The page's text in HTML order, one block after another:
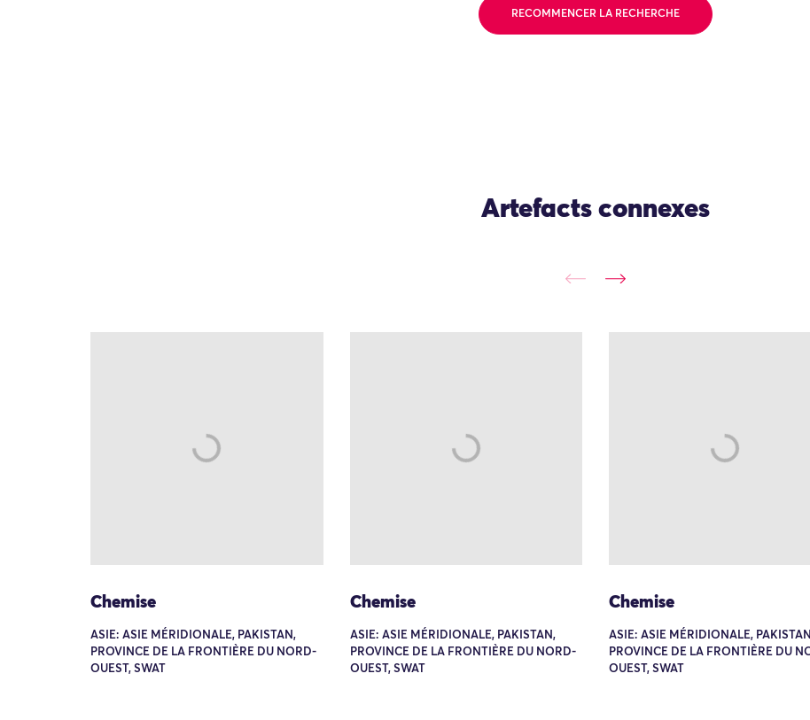
RECOMMENCER LA RECHERCHE
Artefacts connexes
Chemise
ASIE: ASIE MÉRIDIONALE, PAKISTAN,
PROVINCE DE LA FRONTIÈRE DU NORD-
OUEST, SWAT
Chemise
ASIE: ASIE MÉRIDIONALE, PAKISTAN,
PROVINCE DE LA FRONTIÈRE DU NORD-
OUEST, SWAT
Chemise
ASIE: ASIE MÉRIDIONALE,
PROVINCE DE LA FRONTIÈRE DU
OUEST, SWAT